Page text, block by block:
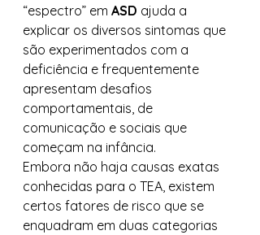
“espectro” em ASD ajuda a
explicar os diversos sintomas que
são experimentados com a
deficiência e frequentemente
apresentam desafios
comportamentais, de
comunicação e sociais que
começam na infância.
Embora não haja causas exatas
conhecidas para o TEA, existem
certos fatores de risco que se
enquadram em duas categorias